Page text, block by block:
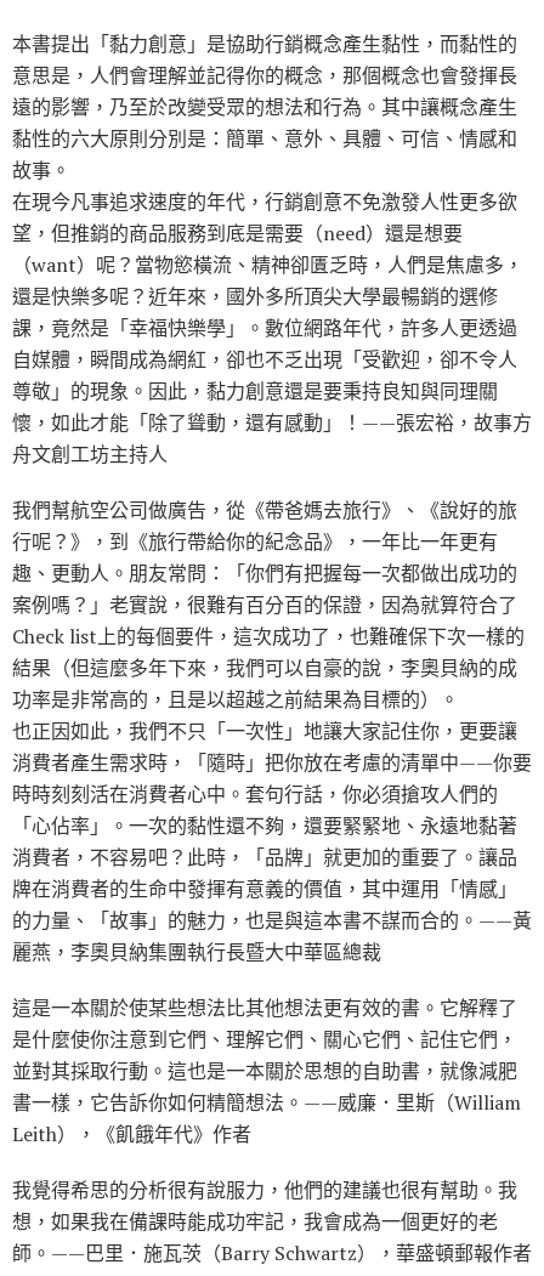
本書提出「黏力創意」是協助行銷概念產生黏性，而黏性的
意思是，人們會理解並記得你的概念，那個概念也會發揮長
遠的影響，乃至於改變受眾的想法和行為。其中讓概念產生
黏性的六大原則分別是：簡單、意外、具體、可信、情感和
故事。
在現今凡事追求速度的年代，行銷創意不免激發人性更多欲
望，但推銷的商品服務到底是需要（need）還是想要
（want）呢？當物慾橫流、精神卻匱乏時，人們是焦慮多，
還是快樂多呢？近年來，國外多所頂尖大學最暢銷的選修
課，竟然是「幸福快樂學」。數位網路年代，許多人更透過
自媒體，瞬間成為網紅，卻也不乏出現「受歡迎，卻不令人
尊敬」的現象。因此，黏力創意還是要秉持良知與同理關
懷，如此才能「除了聳動，還有感動」！——張宏裕，故事方
舟文創工坊主持人
我們幫航空公司做廣告，從《帶爸媽去旅行》、《說好的旅
行呢？》，到《旅行帶給你的紀念品》，一年比一年更有
趣、更動人。朋友常問：「你們有把握每一次都做出成功的
案例嗎？」老實說，很難有百分百的保證，因為就算符合了
Check list上的每個要件，這次成功了，也難確保下次一樣的
結果（但這麼多年下來，我們可以自豪的說，李奧貝納的成
功率是非常高的，且是以超越之前結果為目標的）。
也正因如此，我們不只「一次性」地讓大家記住你，更要讓
消費者產生需求時，「隨時」把你放在考慮的清單中——你要
時時刻刻活在消費者心中。套句行話，你必須搶攻人們的
「心佔率」。一次的黏性還不夠，還要緊緊地、永遠地黏著
消費者，不容易吧？此時，「品牌」就更加的重要了。讓品
牌在消費者的生命中發揮有意義的價值，其中運用「情感」
的力量、「故事」的魅力，也是與這本書不謀而合的。——黃
麗燕，李奧貝納集團執行長暨大中華區總裁
這是一本關於使某些想法比其他想法更有效的書。它解釋了
是什麼使你注意到它們、理解它們、關心它們、記住它們，
並對其採取行動。這也是一本關於思想的自助書，就像減肥
書一樣，它告訴你如何精簡想法。——威廉．里斯（William
Leith），《飢餓年代》作者
我覺得希思的分析很有說服力，他們的建議也很有幫助。我
想，如果我在備課時能成功牢記，我會成為一個更好的老
師。——巴里．施瓦茨（Barry Schwartz），華盛頓郵報作者